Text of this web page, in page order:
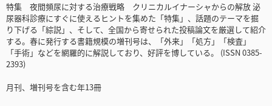
特集 夜間頻尿に対する治療戦略 クリニカルイナーシャからの解放 泌
尿器科診療にすぐに使えるヒントを集めた「特集」、話題のテーマを掘
り下げる「綜説」、そして、全国から寄せられた投稿論文を厳選して紹介
する。春に発行する書籍規模の増刊号は、「外来」「処方」「検査」
「手術」などを網羅的に解説しており、好評を博している。 (ISSN 0385-
2393)
月刊、増刊号を含む年13冊